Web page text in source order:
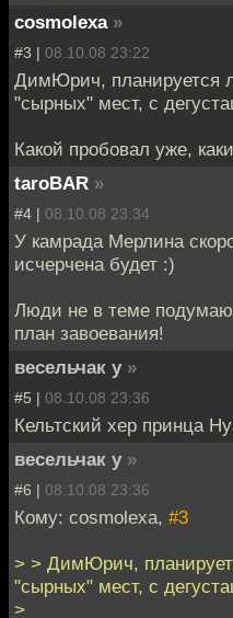
cosmolexa »
#3 | 08.10.08 23:22
ДимЮрич, планируется
"сырных" мест, с
Какой пробовал уже,
taroBAR »
#4 | 08.10.08 23:34
У камрада Мерлина
исчерчена будет :)
Люди не в теме
план завоевания!
весельчак у »
#5 | 08.10.08 23:36
Кельтский хер принца
весельчак у »
#6 | 08.10.08 23:36
Кому: cosmolexa, #3
> > ДимЮрич,
"сырных" мест, с
>